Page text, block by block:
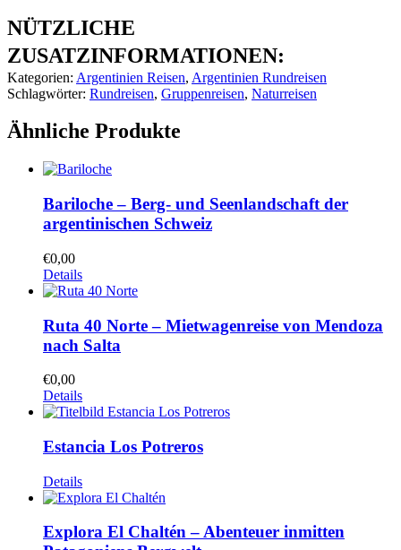
NÜTZLICHE
ZUSATZINFORMATIONEN:
Kategorien: Argentinien Reisen, Argentinien Rundreisen
Schlagwörter: Rundreisen, Gruppenreisen, Naturreisen
Ähnliche Produkte
Bariloche – Berg- und Seenlandschaft der
argentinischen Schweiz
€0,00
Details
Ruta 40 Norte – Mietwagenreise von Mendoza
nach Salta
€0,00
Details
Estancia Los Potreros
Details
Explora El Chaltén – Abenteuer inmitten